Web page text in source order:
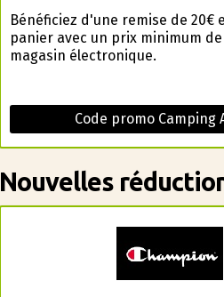
Bénéficiez d'une remise de 20€
panier avec un prix minimum de
magasin électronique.
Code promo Camping
Nouvelles